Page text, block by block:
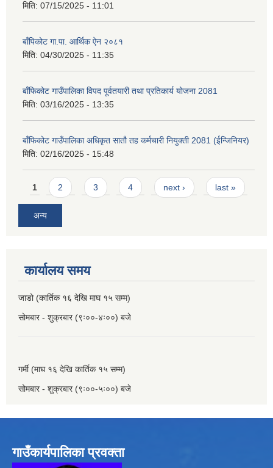
मिति: 07/15/2025 - 11:01
बाँपिकोट गा.पा. आर्थिक ऐन २०८१
मिति: 04/30/2025 - 11:35
बाँफिकोट गाउँपालिका विपद पूर्वतयारी तथा प्रतिकार्य योजना 2081
मिति: 03/16/2025 - 13:35
बाँफिकोट गाउँपालिका अधिकृत सातौ तह कर्मचारी नियुक्ती 2081 (ईन्जिनियर)
मिति: 02/16/2025 - 15:48
Pages
1 2 3 4 next › last »
अन्य
कार्यालय समय
जाडो (कार्तिक १६ देखि माघ १५ सम्म)
सोमबार - शुक्रबार (९ः००-४ः००) बजे
गर्मी (माघ १६ देखि कार्तिक १५ सम्म)
सोमबार - शुक्रबार (९ः००-५ः००) बजे
गाउँकार्यपालिका प्रवक्ता